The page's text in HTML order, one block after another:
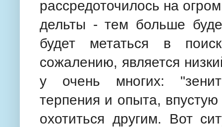
рассредоточилось на
дельты - тем больше
будет метаться в
сожалению, является
у очень многих:
терпения и опыта,
охотиться другим. Вот